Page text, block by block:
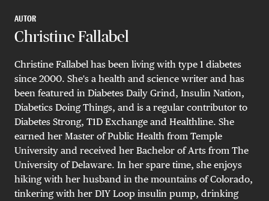
AUTOR
Christine Fallabel
Christine Fallabel has been living with type 1 diabetes
since 2000. She's a health and science writer and has
been featured in Diabetes Daily Grind, Insulin Nation,
Diabetics Doing Things, and is a regular contributor to
Diabetes Strong, T1D Exchange and Healthline. She
earned her Master of Public Health from Temple
University and received her Bachelor of Arts from The
University of Delaware. In her spare time, she enjoys
hiking with her husband in the mountains of Colorado,
tinkering with her DIY Loop insulin pump, drinking